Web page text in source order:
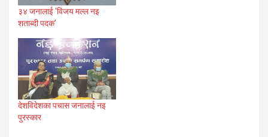
३४ जनालाई ‘विजय मल्ल नइ
शताब्दी पदक’
देशविदेशका पचास जनालाई नइ
पुरस्कार